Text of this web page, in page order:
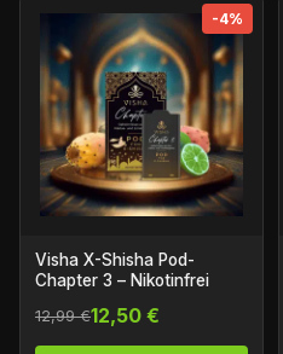
-4%
Visha X-Shisha Pod-
Chapter 3 – Nikotinfrei
12,99 €12,50 €